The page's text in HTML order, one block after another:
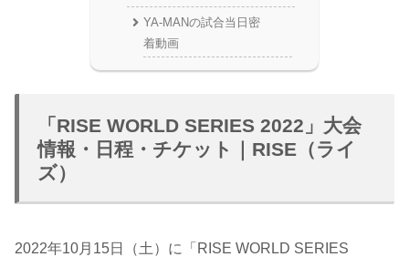
YA-MANの試合当日密
着動画
「RISE WORLD SERIES 2022」大会
情報・日程・チケット｜RISE（ライ
ズ）
2022年10月15日（土）に「RISE WORLD SERIES